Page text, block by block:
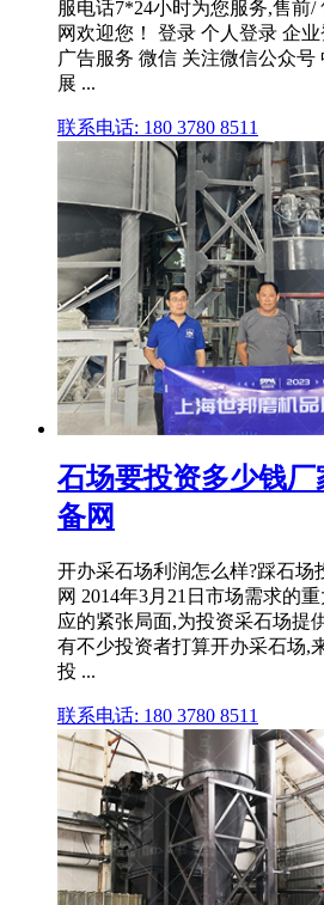
服电话7*24小时为您服务,售前
网欢迎您！ 登录 个人登录 企
广告服务 微信 关注微信公众
展 ...
联系电话: 180 3780 8511
石场要投资多少钱
备网
开办采石场利润怎么样?踩石场
网 2014年3月21日市场需求的
应的紧张局面,为投资采石场提
有不少投资者打算开办采石场,
投 ...
联系电话: 180 3780 8511